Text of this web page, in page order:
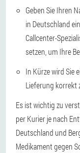
Geben Sie Ihren
in Deutschland
Callcenter-
setzen, um Ihre
In Kürze wird Sie
Lieferung korrekt
Es ist wichtig zu
per Kurier je nach
Deutschland und
Medikament gegen